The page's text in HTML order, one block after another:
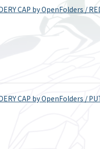
CAP by OpenFolders /
CAP by OpenFolders /